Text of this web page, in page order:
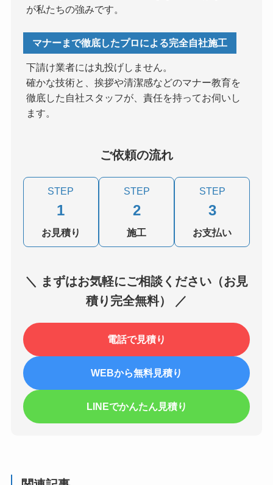
が私たちの強みです。
マナーまで徹底したプロによる完全自社施工
下請け業者には丸投げしません。
確かな技術と、挨拶や清潔感などのマナー教育を
徹底した自社スタッフが、責任を持ってお伺いし
ます。
ご依頼の流れ
STEP
1
お見積り
STEP
2
施工
STEP
3
お支払い
＼ まずはお気軽にご相談ください（お見
積り完全無料） ／
電話で見積り
WEBから無料見積り
LINEでかんたん見積り